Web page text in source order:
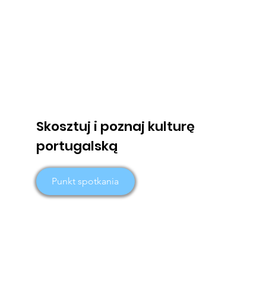
Skosztuj i poznaj kulturę
portugalską
Punkt spotkania